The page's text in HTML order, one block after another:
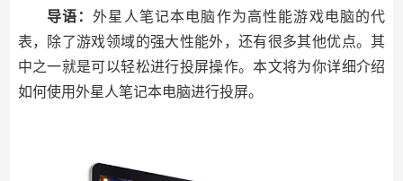
导语：外星人笔记本电脑作为高性能游戏电脑的代
表，除了游戏领域的强大性能外，还有很多其他优点。其
中之一就是可以轻松进行投屏操作。本文将为你详细介绍
如何使用外星人笔记本电脑进行投屏。